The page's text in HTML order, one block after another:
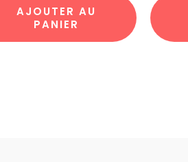
AJOUTER AU
PANIER
TOTE2
par